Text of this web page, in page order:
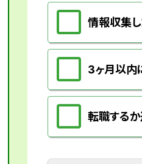
情報収集
3ヶ月以内
転職するか